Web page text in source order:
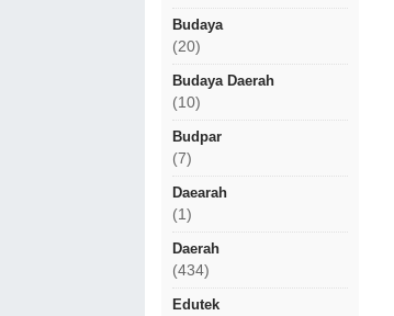
Budaya
(20)
Budaya Daerah
(10)
Budpar
(7)
Daearah
(1)
Daerah
(434)
Edutek